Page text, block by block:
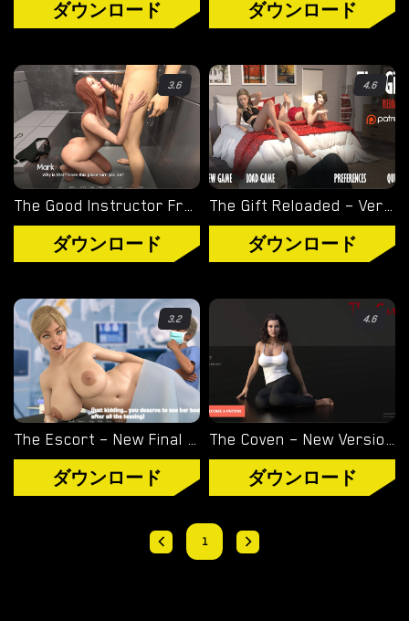
RUFFLE
カテゴリー
3D
BDSM
ヘンタイ
オーバーウォッチ
ディミトレスク夫人
バイオハザード
ビジュアルノベル
ダウンロード ダウンロード
3.6
The Good Instructor Frenzy – New Version 1.40 [LovelyBone Productions]
ダウンロード
4.6
The Gift Reloaded – Version 0.08b [Mrzz]
ダウンロード
3.2
The Escort – New Final Version 1.01 SE (Full Game) [DrFronkonstinMD]
ダウンロード
4.6
The Coven – New Version 0.8 [Former Flame]
ダウンロード
1